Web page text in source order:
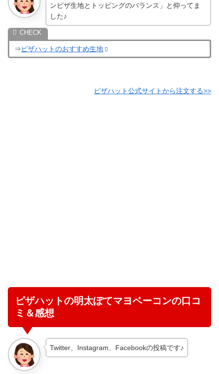
ンピザ生地とトッピングのバランス」と仰ってま
した♪
⇒ピザハットのおすすめ生地
ピザハット公式サイトから注文する>>
ピザハットの明太ぽてマヨベーコンの口コ
ミ＆感想
Twitter、Instagram、Facebookの投稿です♪